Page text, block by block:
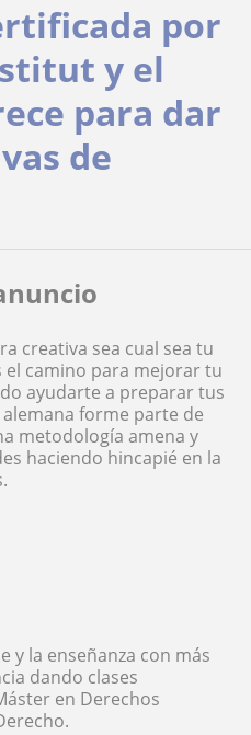
por
y el
para dar
de
creativa sea cual sea tu
camino para mejorar tu
ayudarte a preparar tus
forme parte de
metodología amena y
haciendo hincapié en la
y la enseñanza con más
dando clases
en Derechos